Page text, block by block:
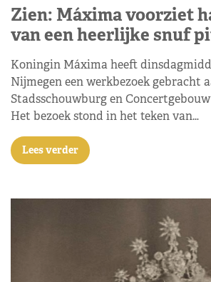
Zien: Máxima voorziet
van een heerlijke snuf
Koningin Máxima heeft
Nijmegen een werkbezoek gebracht
Stadsschouwburg en
Het bezoek stond in het teken van…
Lees verder